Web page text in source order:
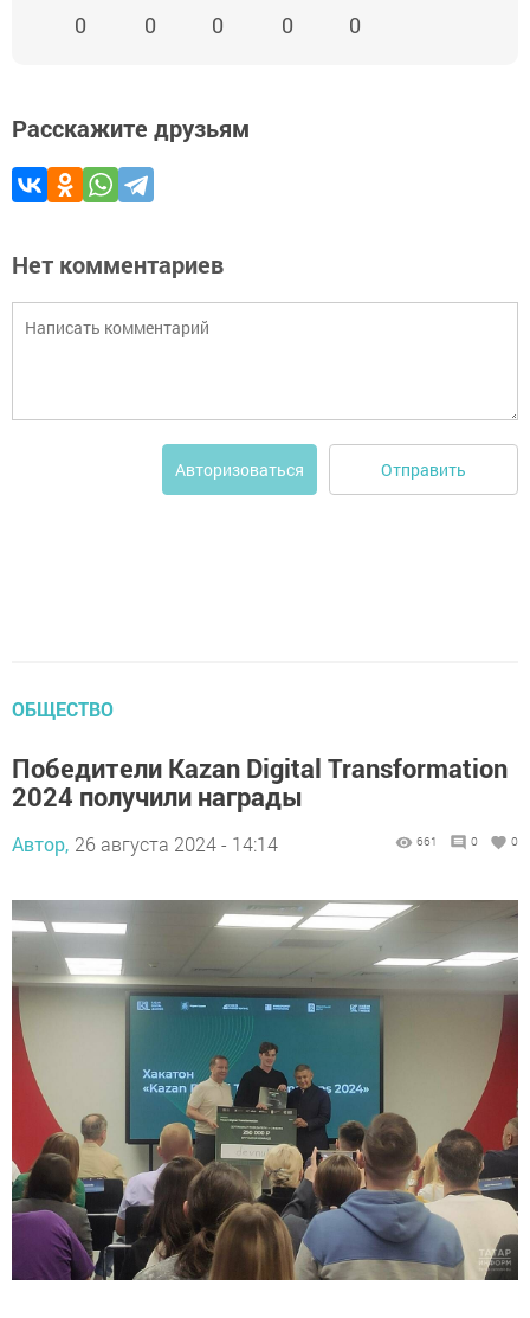
0 0 0 0 0
Расскажите друзьям
Нет комментариев
Авторизоваться Отправить
ОБЩЕСТВО
Победители Kazan Digital Transformation
2024 получили награды
Автор, 26 августа 2024 - 14:14 661 0 0